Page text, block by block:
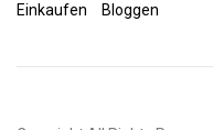
Einkaufen Bloggen